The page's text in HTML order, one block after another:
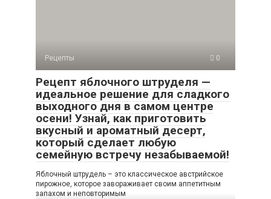
Рецепты 0
Рецепт яблочного штруделя —
идеальное решение для сладкого
выходного дня в самом центре
осени! Узнай, как приготовить
вкусный и ароматный десерт,
который сделает любую
семейную встречу незабываемой!
Яблочный штрудель – это классическое австрийское
пирожное, которое завораживает своим аппетитным
запахом и неповторимым